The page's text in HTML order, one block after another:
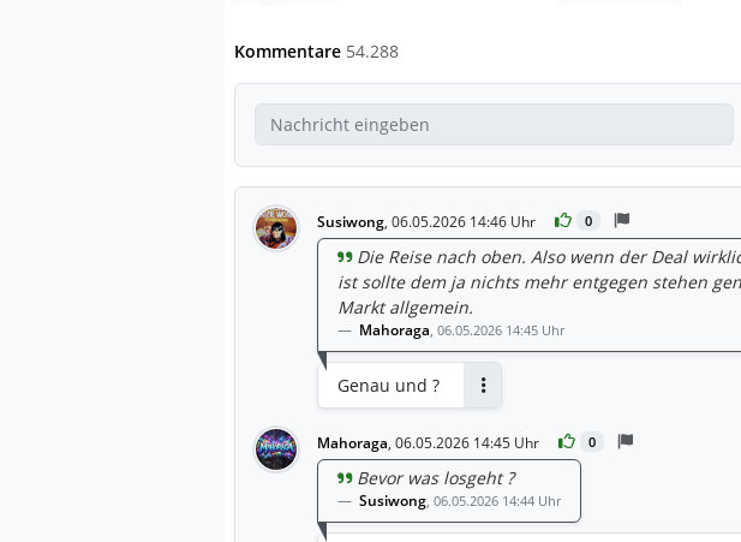
Kommentare 54.288
Susiwong, 06.05.2026 14:46 Uhr 0
Die Reise nach oben. Also wenn der Deal
ist sollte dem ja nichts mehr entgegen stehen
Markt allgemein.
Mahoraga, 06.05.2026 14:45 Uhr
Genau und ?
Mahoraga, 06.05.2026 14:45 Uhr 0
Bevor was losgeht ?
Susiwong, 06.05.2026 14:44 Uhr